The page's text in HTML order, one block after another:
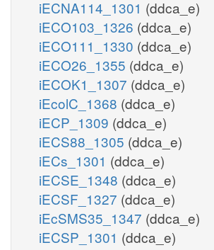
iECNA114_1301 (ddca_e)
iECO103_1326 (ddca_e)
iECO111_1330 (ddca_e)
iECO26_1355 (ddca_e)
iECOK1_1307 (ddca_e)
iEcolC_1368 (ddca_e)
iECP_1309 (ddca_e)
iECS88_1305 (ddca_e)
iECs_1301 (ddca_e)
iECSE_1348 (ddca_e)
iECSF_1327 (ddca_e)
iEcSMS35_1347 (ddca_e)
iECSP_1301 (ddca_e)